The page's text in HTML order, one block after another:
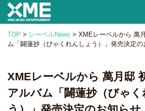
TOP > レーベルNews > XMEレーベルから 萬
ム「闢蓮抄（びゃくれんしょう）」発売決定の
XMEレーベルから 萬月邸
アルバム「闢蓮抄（びゃく